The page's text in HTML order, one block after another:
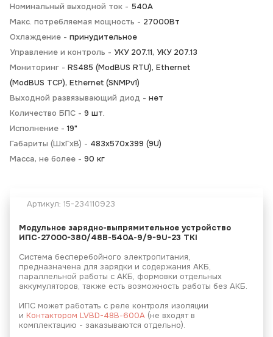
Номинальный выходной ток - 540А
Макс. потребляемая мощность - 27000Вт
Охлаждение - принудительное
Управление и контроль - УКУ 207.11, УКУ 207.13
Мониторинг - RS485 (ModBUS RTU), Ethernet
(ModBUS TCP), Ethernet (SNMPv1)
Выходной развязывающий диод - нет
Количество БПС - 9 шт.
Исполнение - 19"
Габариты (ШхГхВ) - 483х570х399 (9U)
Масса, не более - 90 кг
Артикул: 15-234110923
Модульное зарядно-выпрямительное устройство
ИПС-27000-380/48В-540А-9/9-9U-23 ТКI
Система бесперебойного электропитания,
предназначена для зарядки и содержания АКБ,
параллельной работы с АКБ, формовки отдельных
аккумуляторов, также есть возможность работы без АКБ.
ИПС может работать с реле контроля изоляции
и Контактором LVBD-48В-600А (не входят в
комплектацию - заказываются отдельно).